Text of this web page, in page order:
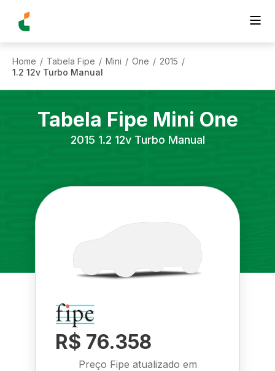
Home / Tabela Fipe / Mini / One / 2015 /
1.2 12v Turbo Manual
Tabela Fipe Mini One
2015 1.2 12v Turbo Manual
R$ 76.358
Preço Fipe atualizado em